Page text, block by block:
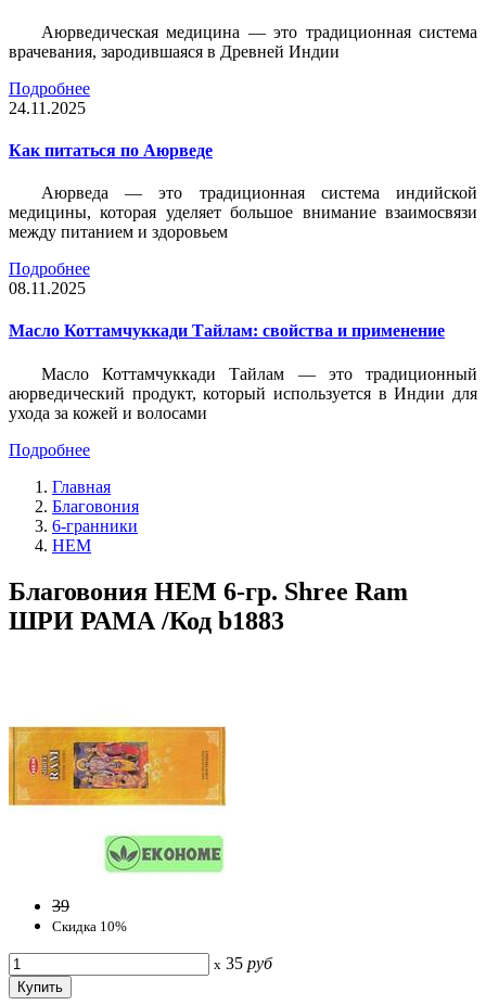
Аюрведическая медицина — это традиционная система
врачевания, зародившаяся в Древней Индии
Подробнее
24.11.2025
Как питаться по Аюрведе
Аюрведа — это традиционная система индийской
медицины, которая уделяет большое внимание взаимосвязи
между питанием и здоровьем
Подробнее
08.11.2025
Масло Коттамчуккади Тайлам: свойства и применение
Масло Коттамчуккади Тайлам — это традиционный
аюрведический продукт, который используется в Индии для
ухода за кожей и волосами
Подробнее
Главная
Благовония
6-гранники
HEM
Благовония HEM 6-гр. Shree Ram
ШРИ РАМА /Код b1883
39
Скидка 10%
x 35 руб